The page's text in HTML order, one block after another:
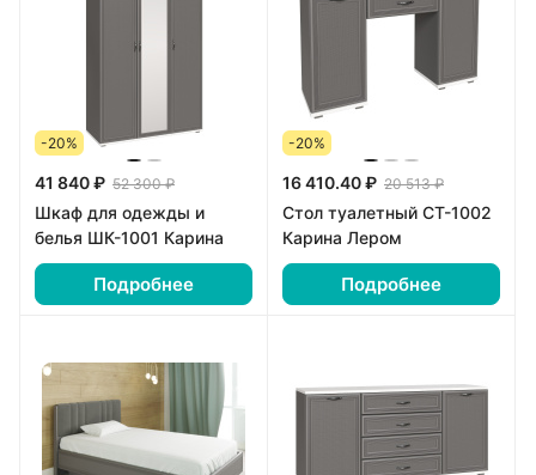
-20%
41 840 ₽ 52 300 ₽
Шкаф для одежды и
белья ШК-1001 Карина
Подробнее
-20%
16 410.40 ₽ 20 513 ₽
Стол туалетный СТ-1002
Карина Лером
Подробнее